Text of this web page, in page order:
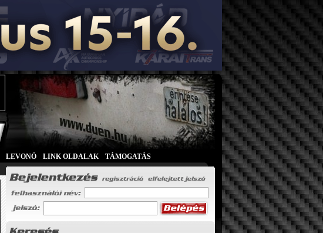
LEVONÓ LINK OLDALAK TÁMOGATÁS